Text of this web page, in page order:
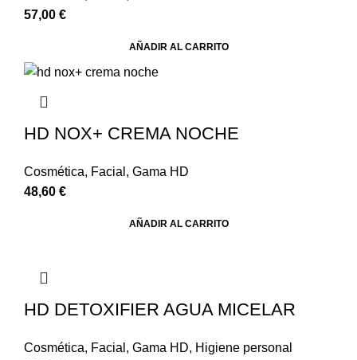
57,00 €
AÑADIR AL CARRITO
HD NOX+ CREMA NOCHE
Cosmética, Facial , Gama HD
48,60 €
AÑADIR AL CARRITO
HD DETOXIFIER AGUA MICELAR
Cosmética, Facial , Gama HD, Higiene personal